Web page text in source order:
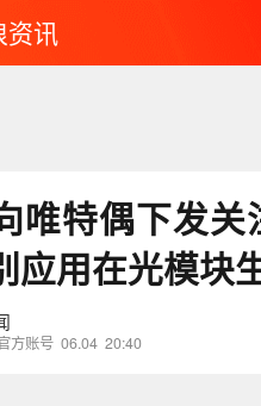
资讯
唯特偶下发
应用在光模块
方账号 06.04 20:40